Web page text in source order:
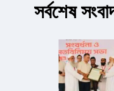
সর্বশেষ